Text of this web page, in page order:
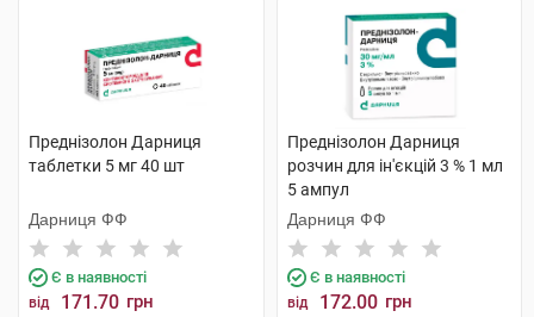
Преднізолон Дарниця
таблетки 5 мг 40 шт
Дарниця ФФ
Є в наявності
від 171.70 грн
Преднізолон Дарниця
розчин для ін'єкцій 3 % 1 мл
5 ампул
Дарниця ФФ
Є в наявності
від 172.00 грн